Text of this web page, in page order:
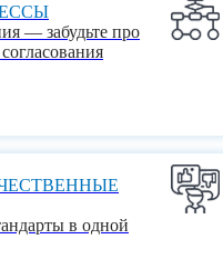
— забудьте про
в одной